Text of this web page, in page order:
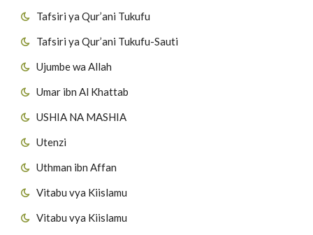
Tafsiri ya Qur’ani Tukufu
Tafsiri ya Qur’ani Tukufu-Sauti
Ujumbe wa Allah
Umar ibn Al Khattab
USHIA NA MASHIA
Utenzi
Uthman ibn Affan
Vitabu vya Kiislamu
Vitabu vya Kiislamu